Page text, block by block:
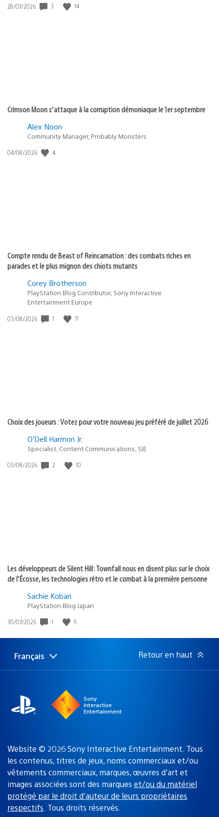
Date
28/07/2026 3 14
Crimson Moon s’attaque à la corruption démoniaque le 1er septembre
Alex Noon
Community Manager, Probably Monsters
Date
04/08/2026 4
Compte rendu de Beast of Reincarnation : des combats riches en
parades et le plus mignon des chiots mutants
Corey Brotherson
PlayStation Blog Contributor, Sony Interactive
Entertainment Europe
Date
03/08/2026 1 11
Choix des joueurs : Votez pour votre nouveau jeu préféré de juillet 2026
O’Dell Harmon Jr.
Specialist, Content Communications, SIE
Date
03/08/2026 2 10
Les développeurs de Silent Hill: Townfall nous en disent plus sur le choix
de l’Écosse, les technologies rétro et le combat à la première personne
Sachie Kobari
PlayStation.Blog Japan
Date
publication
30/07/2026 1 9
Choisir
une
Région
actuelle
Français Retour en haut
Sony
Interactive
Entertainment
Website © 2026 Sony Interactive Entertainment. Tous
les contenus, titres de jeux, noms commerciaux et/ou
vêtements commerciaux, marques, œuvres d’art et
images associées sont des marques et/ou du matériel
protégé par le droit d’auteur de leurs propriétaires
respectifs. Tous droits réservés.